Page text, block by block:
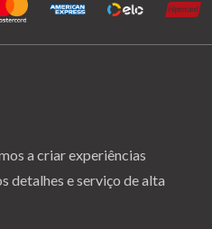
a criar experiências
detalhes e serviço de alta